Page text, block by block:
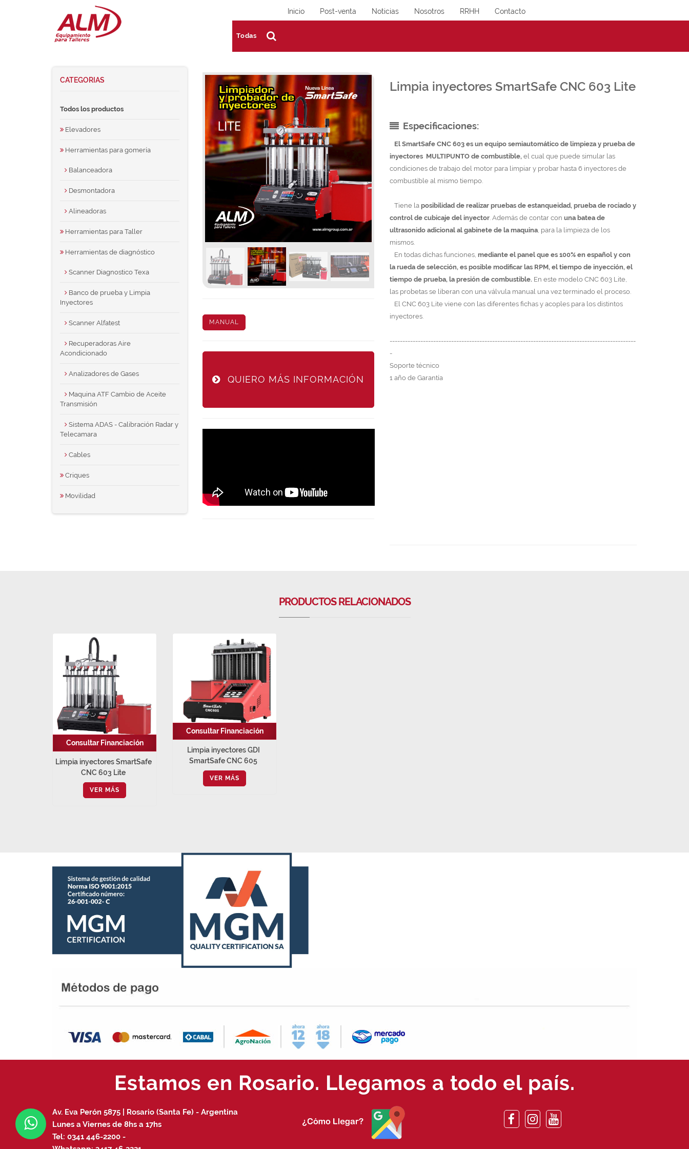
Inicio Post-venta Noticias Nosotros RRHH Contacto
Todas
MANUAL
QUIERO MÁS INFORMACIÓN
Limpia inyectores SmartSafe CNC 603 Lite
Especificaciones:
El SmartSafe CNC 603 es un equipo semiautomático de limpieza y prueba de
inyectores MULTIPUNTO de combustible,el cual que puede simular las
condiciones de trabajo del motor para limpiar y probar hasta 6 inyectores de
combustible al mismo tiempo.
Tiene laposibilidad de realizar pruebas de estanqueidad, prueba de rociado y
control de cubicaje del inyector. Además de contar conuna batea de
ultrasonido adicional al gabinete de la maquina, para la limpieza de los
mismos.
En todas dichas funciones,mediante el panel que es 100% en español y con
la rueda de selección, es posible modificar las RPM, el tiempo de inyección, el
tiempo de prueba, la presión de combustible. En este modelo CNC 603 Lite,
las probetas se liberan con una válvula manual una vez terminado el proceso.
El CNC 603 Lite viene con las diferentes fichas y acoples para los distintos
inyectores.
------------------------------------------------------------------------------------------------
-
Soporte técnico
1 año de Garantía
CATEGORIAS
Todos los productos
Elevadores
Herramientas para gomería
Balanceadora
Desmontadora
Alineadoras
Herramientas para Taller
Herramientas de diagnóstico
Scanner Diagnostico Texa
Banco de prueba y Limpia
Inyectores
Scanner Alfatest
Recuperadoras Aire
Acondicionado
Analizadores de Gases
Maquina ATF Cambio de Aceite
Transmisión
Sistema ADAS - Calibración Radar y
Telecamara
Cables
Criques
Movilidad
PRODUCTOS RELACIONADOS
Consultar Financiación
Limpia inyectores SmartSafe
CNC 603 Lite
VER MÁS
Consultar Financiación
Limpia inyectores GDI
SmartSafe CNC 605
VER MÁS
Estamos en Rosario. Llegamos a todo el país.
Av. Eva Perón 5875 | Rosario (Santa Fe) - Argentina
Lunes a Viernes de 8hs a 17hs
Tel: 0341 446-2200 -